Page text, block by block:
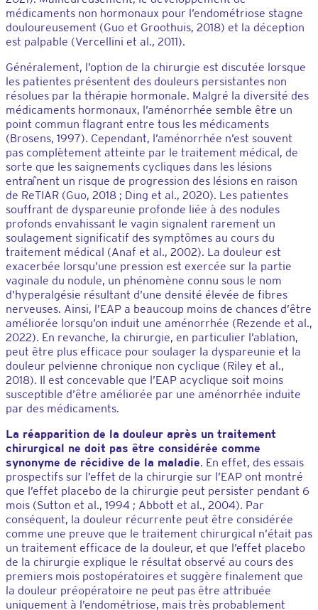
médicaments non hormonaux pour l’endométriose stagne
douloureusement (Guo et Groothuis, 2018) et la déception
est palpable (Vercellini et al., 2011).
Généralement, l’option de la chirurgie est discutée lorsque
les patientes présentent des douleurs persistantes non
résolues par la thérapie hormonale. Malgré la diversité des
médicaments hormonaux, l’aménorrhée semble être un
point commun flagrant entre tous les médicaments
(Brosens, 1997). Cependant, l’aménorrhée n’est souvent
pas complètement atteinte par le traitement médical, de
sorte que les saignements cycliques dans les lésions
entraînent un risque de progression des lésions en raison
de ReTIAR (Guo, 2018 ; Ding et al., 2020). Les patientes
souffrant de dyspareunie profonde liée à des nodules
profonds envahissant le vagin signalent rarement un
soulagement significatif des symptômes au cours du
traitement médical (Anaf et al., 2002). La douleur est
exacerbée lorsqu’une pression est exercée sur la partie
vaginale du nodule, un phénomène connu sous le nom
d’hyperalgésie résultant d’une densité élevée de fibres
nerveuses. Ainsi, l’EAP a beaucoup moins de chances d’être
améliorée lorsqu’on induit une aménorrhée (Rezende et al.,
2022). En revanche, la chirurgie, en particulier l’ablation,
peut être plus efficace pour soulager la dyspareunie et la
douleur pelvienne chronique non cyclique (Riley et al.,
2018). Il est concevable que l’EAP acyclique soit moins
susceptible d’être améliorée par une aménorrhée induite
par des médicaments.
La réapparition de la douleur après un traitement
chirurgical ne doit pas être considérée comme
synonyme de récidive de la maladie. En effet, des essais
prospectifs sur l’effet de la chirurgie sur l’EAP ont montré
que l’effet placebo de la chirurgie peut persister pendant 6
mois (Sutton et al., 1994 ; Abbott et al., 2004). Par
conséquent, la douleur récurrente peut être considérée
comme une preuve que le traitement chirurgical n’était pas
un traitement efficace de la douleur, et que l’effet placebo
de la chirurgie explique le résultat observé au cours des
premiers mois postopératoires et suggère finalement que
la douleur préopératoire ne peut pas être attribuée
uniquement à l’endométriose, mais très probablement